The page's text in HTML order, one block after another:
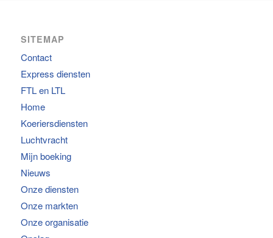
SITEMAP
Contact
Express diensten
FTL en LTL
Home
Koeriersdiensten
Luchtvracht
Mijn boeking
Nieuws
Onze diensten
Onze markten
Onze organisatie